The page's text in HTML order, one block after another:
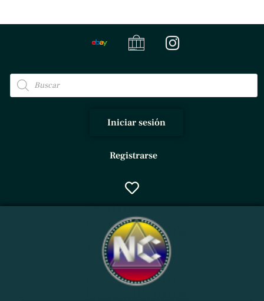
Iniciar sesión
Registrarse